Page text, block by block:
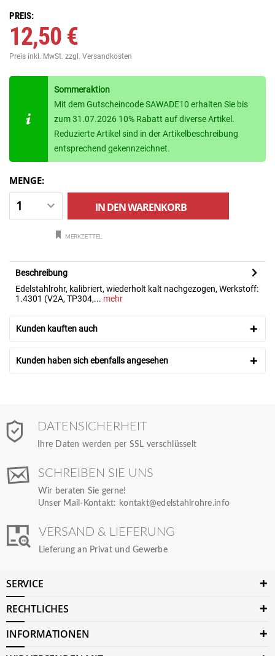
PREIS:
12,50 €
Preis inkl. MwSt. zzgl. Versandkosten
Sommeraktion
Mit dem Gutscheincode SAWADE10 erhalten Sie bis
zum 31.07.2026 10% Rabatt auf diverse Artikel.
Reduzierte Artikel sind in der Artikelbeschreibung
entsprechend gekennzeichnet.
MENGE:
IN DENWARENKORB
MERKZETTEL
Beschreibung
Edelstahlrohr, kalibriert, wiederholt kalt nachgezogen, Werkstoff:
1.4301 (V2A, TP304,... mehr
Kunden kauften auch
Kunden haben sich ebenfalls angesehen
DATENSICHERHEIT
Ihre Daten werden per SSL verschlüsselt
SCHREIBEN SIE UNS
Wir beraten Sie gerne!
Unser Mail-Kontakt: kontakt@edelstahlrohre.info
VERSAND & LIEFERUNG
Lieferung an Privat und Gewerbe
SERVICE
RECHTLICHES
INFORMATIONEN